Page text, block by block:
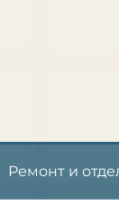
Ремонт и